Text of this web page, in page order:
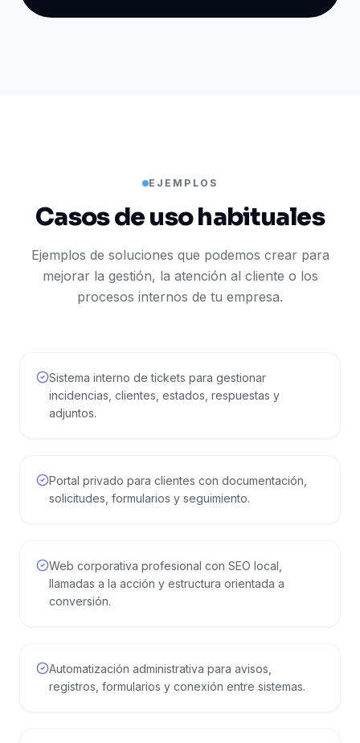
EJEMPLOS
Casos de uso habituales
Ejemplos de soluciones que podemos crear para
mejorar la gestión, la atención al cliente o los
procesos internos de tu empresa.
Sistema interno de tickets para gestionar
incidencias, clientes, estados, respuestas y
adjuntos.
Portal privado para clientes con documentación,
solicitudes, formularios y seguimiento.
Web corporativa profesional con SEO local,
llamadas a la acción y estructura orientada a
conversión.
Automatización administrativa para avisos,
registros, formularios y conexión entre sistemas.